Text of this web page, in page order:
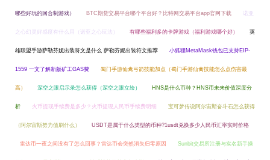
哪些好玩的回合制游戏） BTC期货交易平台哪个平台好？比特网交易平台app官网下载 诺亚
之心幻灵好感度有什么用（诺亚之心玩法） 有哪些福利多的卡牌游戏（福利游戏哪个好） 英
雄联盟手游萨勒芬妮出装符文是什么 萨勒芬妮出装符文推荐 小狐狸MetaMask钱包已支持EIP-
1559 一文了解新版矿工GAS费 蜀门手游仙禽弓箭技能加点（蜀门手游仙禽技能怎么点伤害最
高） 深空之眼启示录怎么获得（深空之眼立绘） HNS是什么币种？HNS币未来价值深度分
析 火币提现手续费是多少？火币提现人民币手续费明细 宝可梦传说阿尔宙斯奋斗石怎么获得
（阿尔宙斯努力值刷什么） USDT是属于什么类型的币种?1usdt兑换多少人民币汇率实时价格
雷达币一夜之间没有了怎么回事？雷达币会突然消失归零原因 Sunbit交易所注册与实名新手操